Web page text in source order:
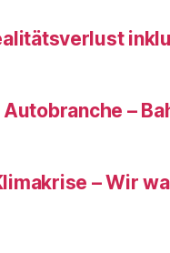
–
– Wir